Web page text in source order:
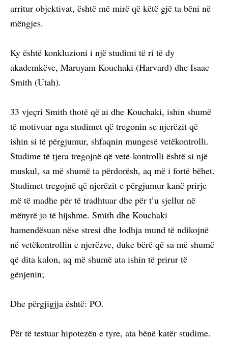
arritur objektivat, është më mirë që këtë gjë ta bëni në
mëngjes.
Ky është konkluzioni i një studimi të ri të dy
akademkëve, Maruyam Kouchaki (Harvard) dhe Isaac
Smith (Utah).
33 vjeçri Smith thotë që ai dhe Kouchaki, ishin shumë
të motivuar nga studimet që tregonin se njerëzit që
ishin si të përgjumur, shfaqnin mungesë vetëkontrolli.
Studime të tjera tregojnë që vetë-kontrolli është si një
muskul, sa më shumë ta përdorësh, aq më i fortë bëhet.
Studimet tregojnë që njerëzit e përgjumur kanë prirje
më të madhe për të tradhtuar dhe për t’u sjellur në
mënyrë jo të hijshme. Smith dhe Kouchaki
hamendësuan nëse stresi dhe lodhja mund të ndikojnë
në vetëkontrollin e njerëzve, duke bërë që sa më shumë
që dita kalon, aq më shumë ata ishin të prirur të
gënjenin;
Dhe përgjigjja është: PO.
Për të testuar hipotezën e tyre, ata bënë katër studime.